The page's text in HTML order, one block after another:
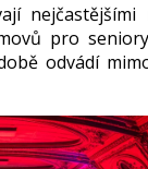
nejčastějšími
pro
odvádí